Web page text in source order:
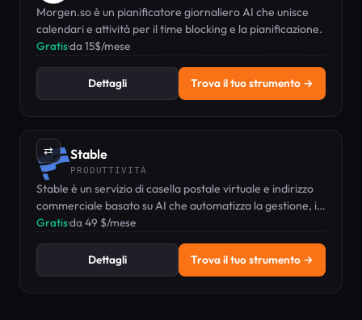
Morgen.so è un pianificatore giornaliero AI che unisce
calendari e attività per il time blocking e la pianificazione.
Gratis·da 15$/mese
Dettagli Trova il tuo strumento →
⇄ Stable
PRODUTTIVITÀ
Stable è un servizio di casella postale virtuale e indirizzo
commerciale basato su AI che automatizza la gestione, i
riepiloghi e l'inoltro della posta.
Gratis·da 49 $/mese
Dettagli Trova il tuo strumento →